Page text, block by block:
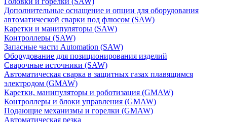
Дополнительные оснащение и опции для оборудования
автоматической сварки под флюсом (SAW)
Каретки и манипуляторы (SAW)
Контроллеры (SAW)
Запасные части Automation (SAW)
Оборудование для позиционирования изделий
Сварочные источники (SAW)
Автоматическая сварка в защитных газах плавящимся
электродом (GMAW)
Каретки, манипуляторы и роботизация (GMAW)
Контроллеры и блоки управления (GMAW)
Подающие механизмы и горелки (GMAW)
Автоматическая резка